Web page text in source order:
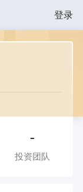
登录
-
投资团队